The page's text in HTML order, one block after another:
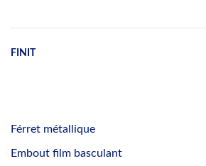
FINIT
Férret métallique
Embout film basculant